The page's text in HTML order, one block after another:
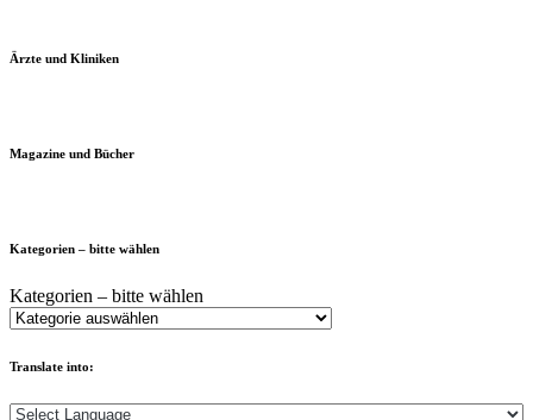
Ärzte und Kliniken
Magazine und Bücher
Kategorien – bitte wählen
Kategorien – bitte wählen
Translate into: